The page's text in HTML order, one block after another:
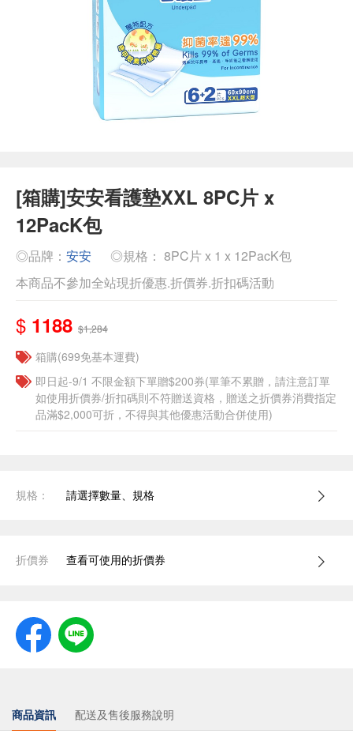
[箱購]安安看護墊XXL 8PC片 x
12PacK包
◎品牌： 安安
◎規格： 8PC片 x 1 x 12PacK包
本商品不參加全站現折優惠.折價券.折扣碼活動
$ 1188 $1,284
箱購(699免基本運費)
即日起-9/1 不限金額下單贈$200券(單筆不累贈，請注意訂單
如使用折價券/折扣碼則不符贈送資格，贈送之折價券消費指定
品滿$2,000可折，不得與其他優惠活動合併使用)
規格： 請選擇數量、規格
折價券 查看可使用的折價券
商品資訊 配送及售後服務說明